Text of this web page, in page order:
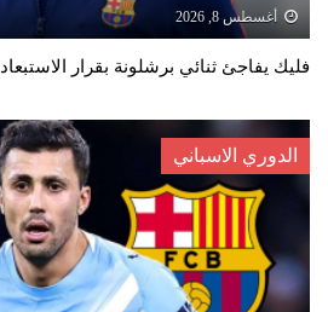
أغسطس 8, 2026
فليك يفاجئ ثنائي برشلونة بقرار الاستبعاد
الدوري الاسباني